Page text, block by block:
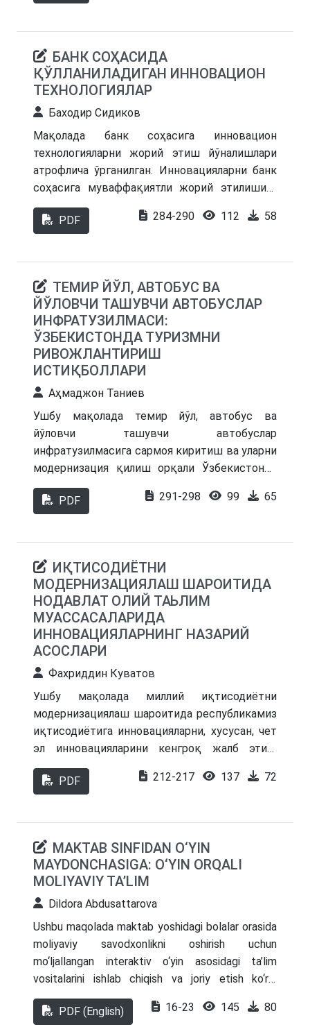
hozirgi kunda davlat xaridlari elektron platformalar
va xalqaro standartlarga asoslangan boshqaruv
tizimini o'z ichiga olgan kompleks jarayonga
aylandi.
БАНК СОҲАСИДА
ҚЎЛЛАНИЛАДИГАН ИННОВАЦИОН
ТЕХНОЛОГИЯЛАР
Баходир Сидиков
Мақолада банк соҳасига инновацион
технологияларни жорий этиш йўналишлари
атрофлича ўрганилган. Инновацияларни банк
соҳасига муваффақиятли жорий этилишига
мисоллар, шунингдек, инновацион
технологияларни жорий этишнинг
ривожланишига таъсири таҳлил қилинган.
PDF 284-290 112 58
ТЕМИР ЙЎЛ, АВТОБУС ВА
ЙЎЛОВЧИ ТАШУВЧИ АВТОБУСЛАР
ИНФРАТУЗИЛМАСИ:
ЎЗБЕКИСТОНДА ТУРИЗМНИ
РИВОЖЛАНТИРИШ
ИСТИҚБОЛЛАРИ
Аҳмаджон Таниев
Ушбу мақолада темир йўл, автобус ва
йўловчи ташувчи автобуслар
инфратузилмасига сармоя киритиш ва уларни
модернизация қилиш орқали Ўзбекистонда
туризмни ривожлантириш имкониятлари
таҳлил қилинган. Мақола Европа
инфратузилмасининг либераллаштирилиши
ва хусусийлаштирилиши туристлар оқимини
ошириш ва иқтисодий самарадорликни
яхшилашга қаратилган. Ушбу тадқиқотда
темир йўл ва автобус транспорти соҳасидаги
инвестициялар, йўловчи оқими ва бозор
улушининг динамикаси кўрсатилган.
Иқтисодий самарадорлик, давлат-хусусий
шериклик ва инновациялар орқали транспорт
хизматларининг сифатини яхшилаш бўйича
тавсиялар ишлаб чиқилган.
PDF 291-298 99 65
ИҚТИСОДИЁТНИ
МОДЕРНИЗАЦИЯЛАШ ШАРОИТИДА
НОДАВЛАТ ОЛИЙ ТАЬЛИМ
МУАССАСАЛАРИДА
ИННОВАЦИЯЛАРНИНГ НАЗАРИЙ
АСОСЛАРИ
Фахриддин Куватов
Ушбу мақолада миллий иқтисодиётни
модернизациялаш шароитида республикамиз
иқтисодиётига инновацияларни, хусусан, чет
эл инновацияларини кенгроқ жалб этиш
мамлакатимизда амалга оширилаётган
иқтисодий ислоҳотларнинг самарали
самарадорлигини баҳолашга бўлган
эътиборни янада кучайтириши билан долзарб
аҳамият касб этилиши ёритилган.
PDF 212-217 137 72
MAKTAB SINFIDAN O‘YIN
MAYDONCHASIGA: O‘YIN ORQALI
MOLIYAVIY TA’LIM
Dildora Abdusattarova
Ushbu maqolada maktab yoshidagi bolalar orasida
moliyaviy savodxonlikni oshirish uchun
mo‘ljallangan interaktiv o‘yin asosidagi ta’lim
vositalarini ishlab chiqish va joriy etish ko‘rib
chiqiladi. An’anaviy iqtisodiy ta’limda yosh
o‘quvchilarni jalb qilishdagi qiyinchiliklarni tan olgan
PDF (English) 16-23 145 80